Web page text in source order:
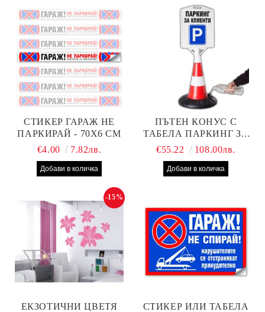
СТИКЕР ГАРАЖ НЕ
ПАРКИРАЙ - 70Х6 СМ
€4.00
7.82лв.
ПЪТЕН КОНУС С
ТАБЕЛА ПАРКИНГ ЗА
КЛИЕНТИ
€55.22 108.00лв.
ЕКЗОТИЧНИ ЦВЕТЯ
-15%
СТИКЕР ИЛИ ТАБЕЛА